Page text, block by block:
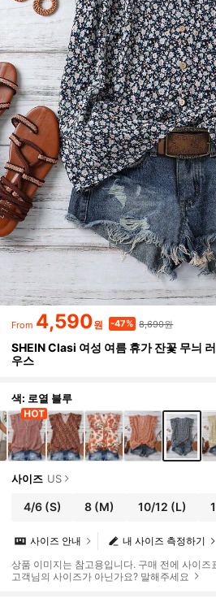
From 4,590원 -47% 8,690원
SHEIN Clasi 여성 여름 휴가 잔꽃 무늬
우스
색: 로열 블루
사이즈 US
4/6(S) 8 (M) 10/12 (L)
내 사이즈 측정하기
사이즈 안내
상품 이미지는 참고용입니다. 구매 전에 사이즈
고객님의 사이즈가 아닌가요? 말해주세요